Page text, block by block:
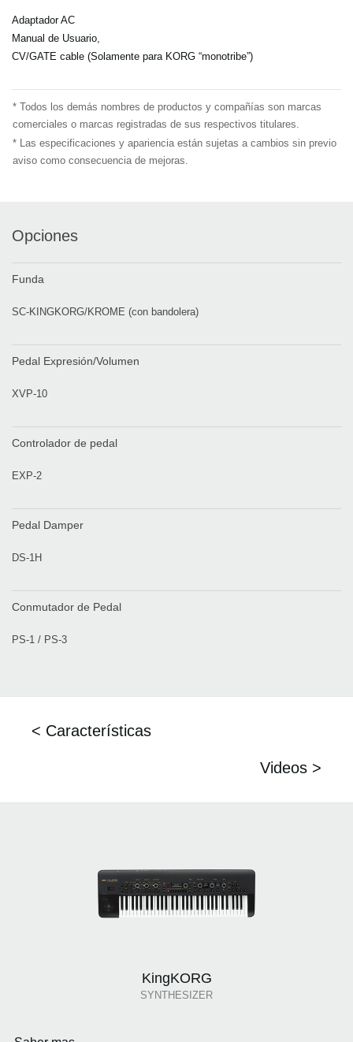
Adaptador AC
Manual de Usuario,
CV/GATE cable (Solamente para KORG “monotribe”)
* Todos los demás nombres de productos y compañías son marcas
comerciales o marcas registradas de sus respectivos titulares.
* Las especificaciones y apariencia están sujetas a cambios sin previo
aviso como consecuencia de mejoras.
Opciones
Funda
SC-KINGKORG/KROME (con bandolera)
Pedal Expresión/Volumen
XVP-10
Controlador de pedal
EXP-2
Pedal Damper
DS-1H
Conmutador de Pedal
PS-1 / PS-3
< Características
Videos >
KingKORG
SYNTHESIZER